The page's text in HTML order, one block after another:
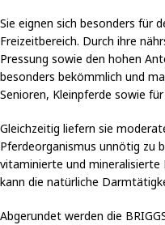
Sie eignen sich besonders für
Freizeitbereich. Durch ihre
Pressung sowie den hohen
besonders bekömmlich und
Senioren, Kleinpferde sowie
Gleichzeitig liefern sie
Pferdeorganismus unnötig zu
vitaminierte und
kann die natürliche
Abgerundet werden die